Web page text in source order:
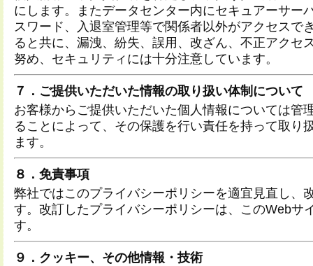
にします。またデータセンター内にセキュアーサー
スワード、入退室管理等で関係者以外がアクセスで
ると共に、漏洩、紛失、誤用、改ざん、不正アクセ
努め、セキュリティには十分注意しています。
７．ご提供いただいた情報の取り扱い体制について
お客様からご提供いただいた個人情報については管
ることによって、その保護を行い責任を持って取り
ます。
８．免責事項
弊社ではこのプライバシーポリシーを適宜見直し、
す。改訂したプライバシーポリシーは、このWebサ
す。
９．クッキー、その他情報・技術